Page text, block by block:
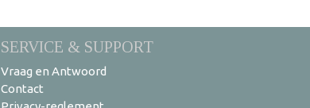
SERVICE & SUPPORT
Vraag en Antwoord
Contact